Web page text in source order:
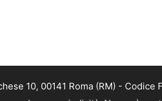
10, 00141 Roma (RM) -